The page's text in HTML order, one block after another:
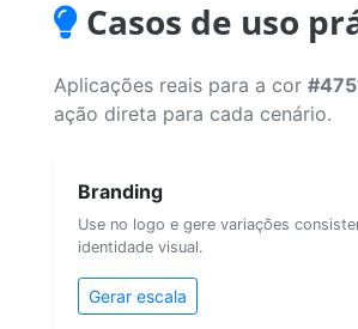
Casos de uso
Aplicações reais para a cor
ação direta para cada cenário.
Branding
Use no logo e gere variações
identidade visual.
Gerar escala